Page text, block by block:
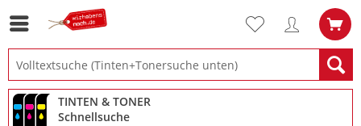
TINTEN & TONER
Schnellsuche